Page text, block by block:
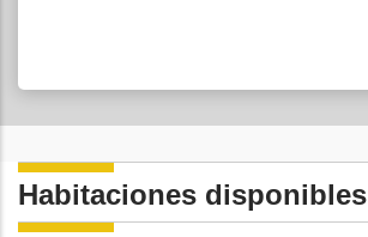
Habitaciones disponibles